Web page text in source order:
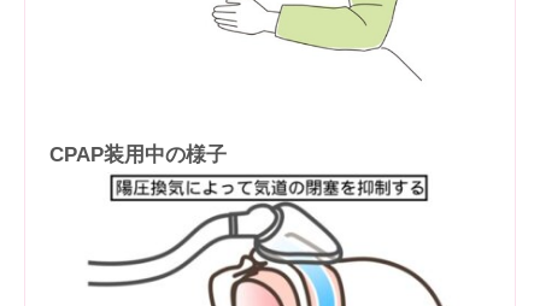
CPAP装用中の様子